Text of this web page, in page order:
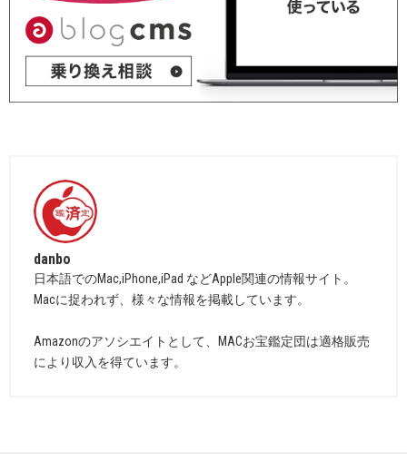
danbo
日本語でのMac,iPhone,iPad などApple関連の情報サイト。
Macに捉われず、様々な情報を掲載しています。
Amazonのアソシエイトとして、MACお宝鑑定団は適格販売
により収入を得ています。